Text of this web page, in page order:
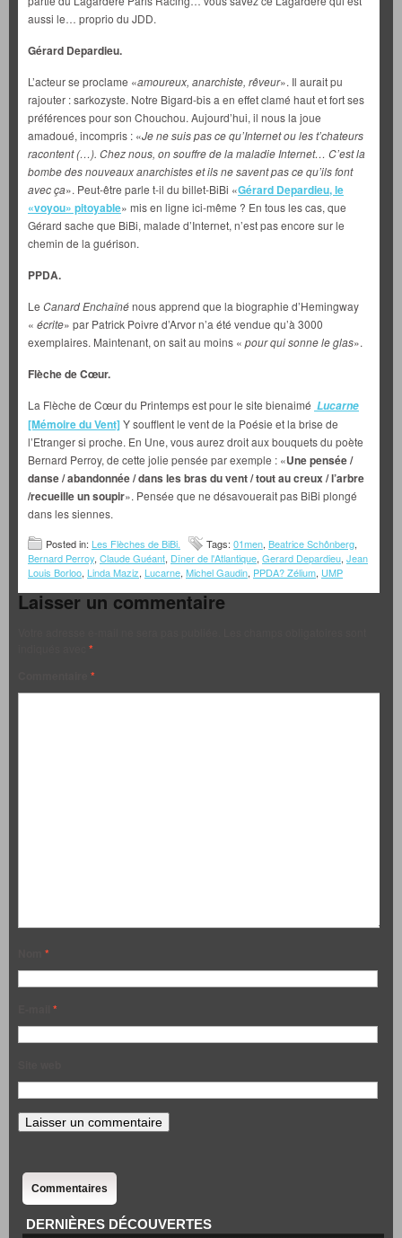
aussi le… proprio du JDD.
Gérard Depardieu.
L’acteur se proclame «amoureux, anarchiste, rêveur». Il aurait pu
rajouter : sarkozyste. Notre Bigard-bis a en effet clamé haut et fort ses
préférences pour son Chouchou. Aujourd’hui, il nous la joue
amadoué, incompris : «Je ne suis pas ce qu’Internet ou les t’chateurs
racontent (…). Chez nous, on souffre de la maladie Internet… C’est la
bombe des nouveaux anarchistes et ils ne savent pas ce qu’ils font
avec ça». Peut-être parle t-il du billet-BiBi «Gérard Depardieu, le
«voyou» pitoyable» mis en ligne ici-même ? En tous les cas, que
Gérard sache que BiBi, malade d’Internet, n’est pas encore sur le
chemin de la guérison.
PPDA.
Le Canard Enchaînénous apprend que la biographie d’Hemingway
« écrite» par Patrick Poivre d’Arvor n’a été vendue qu’à 3000
exemplaires. Maintenant, on sait au moins « pour qui sonne le glas».
Flèche de Cœur.
La Flèche de Cœur du Printemps est pour le site bienaimé Lucarne
[Mémoire du Vent] Y soufflent le vent de la Poésie et la brise de
l’Etranger si proche. En Une, vous aurez droit aux bouquets du poète
Bernard Perroy, de cette jolie pensée par exemple : «Une pensée /
danse / abandonnée / dans les bras du vent / tout au creux / l’arbre
/recueille un soupir». Pensée que ne désavouerait pas BiBi plongé
dans les siennes.
Posted in: Les Flèches de BiBi. Tags: 01men, Beatrice Schônberg,
Bernard Perroy, Claude Guéant, Dîner de l'Atlantique, Gerard Depardieu, Jean
Louis Borloo, Linda Maziz, Lucarne, Michel Gaudin, PPDA? Zélium, UMP
Laisser un commentaire
*
*
*
*
Commentaires
DERNIÈRES DÉCOUVERTES